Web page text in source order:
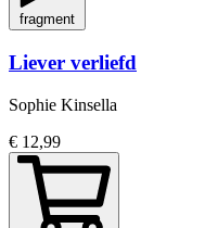
fragment
Liever verliefd
Sophie Kinsella
€ 12,99